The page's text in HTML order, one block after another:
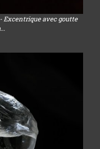
Excentrique avec goutte